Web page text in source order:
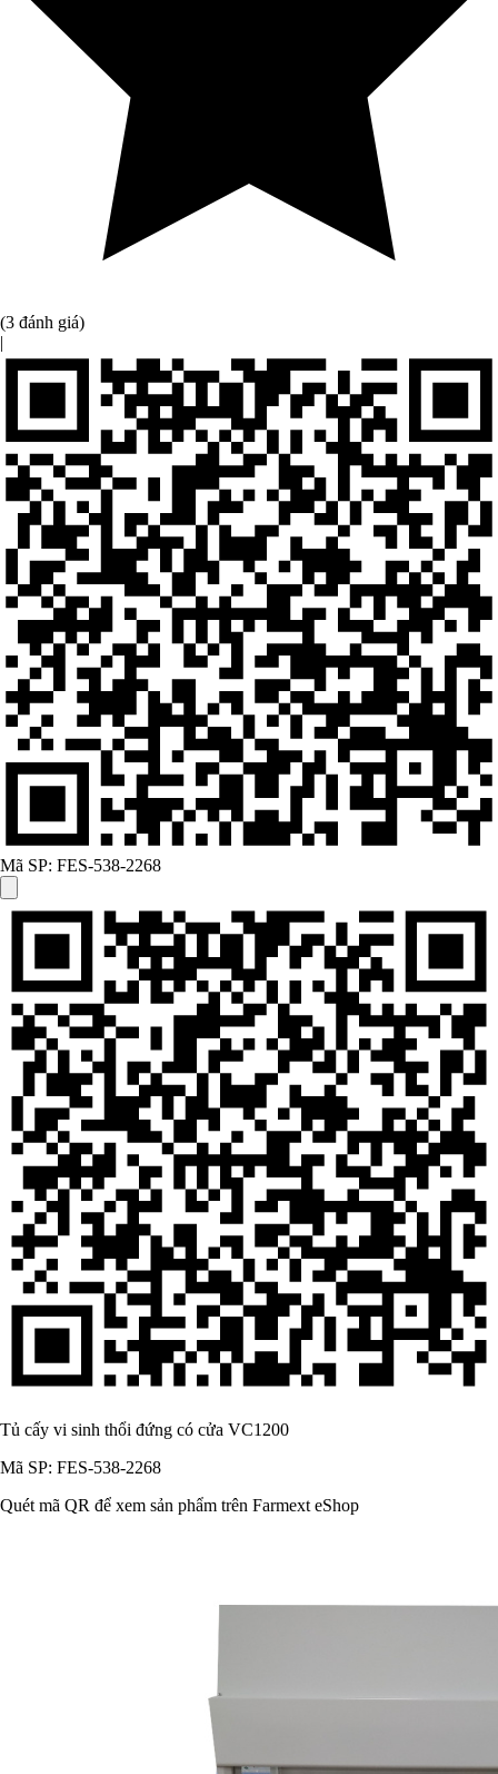
(3 đánh giá)
|
Mã SP: FES-538-2268
Tủ cấy vi sinh thổi đứng có cửa VC1200
Mã SP: FES-538-2268
Quét mã QR để xem sản phẩm trên Farmext eShop